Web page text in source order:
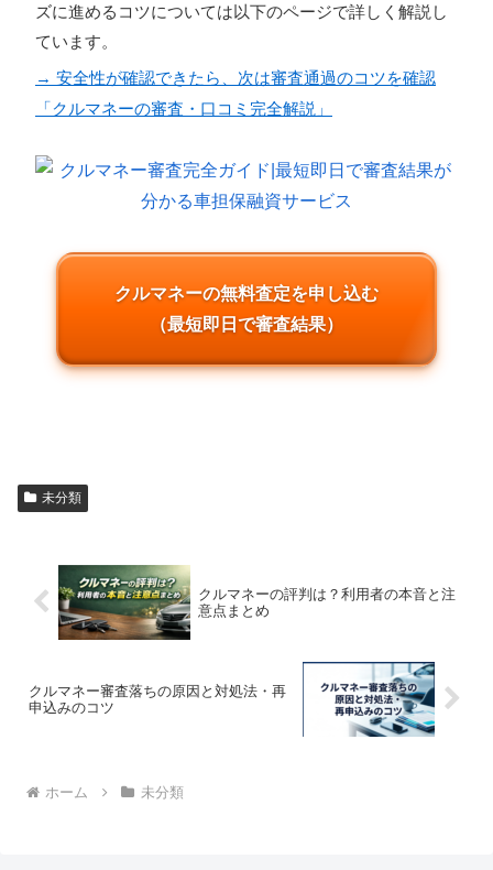
ズに進めるコツについては以下のページで詳しく解説し
ています。
→ 安全性が確認できたら、次は審査通過のコツを確認
「クルマネーの審査・口コミ完全解説」
クルマネーの無料査定を申し込む
（最短即日で審査結果）
未分類
クルマネーの評判は？利用者の本音と注
意点まとめ
クルマネー審査落ちの原因と対処法・再
申込みのコツ
ホーム 未分類